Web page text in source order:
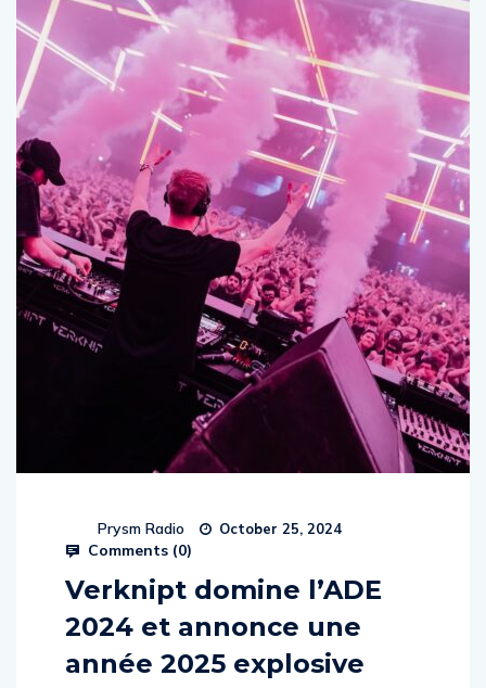
Prysm Radio October 25, 2024
Comments (0)
Verknipt domine l’ADE
2024 et annonce une
année 2025 explosive